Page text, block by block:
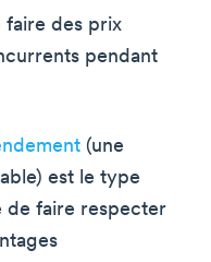
faire des prix
pendant
(une
est le type
faire respecter